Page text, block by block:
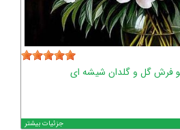
فرش گل و گلدان شیشه ای
جزئیات بیشتر